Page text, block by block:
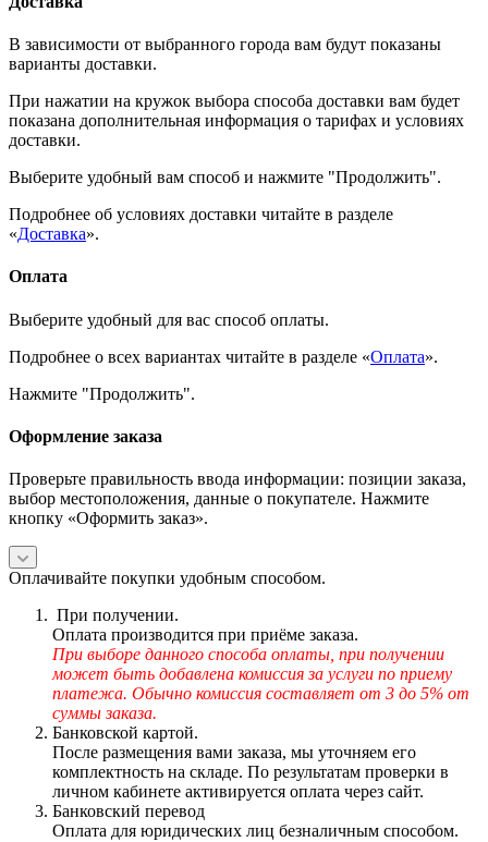
В зависимости от выбранного города вам будут показаны
варианты доставки.
При нажатии на кружок выбора способа доставки вам будет
показана дополнительная информация о тарифах и условиях
доставки.
Выберите удобный вам способ и нажмите "Продолжить".
Подробнее об условиях доставки читайте в разделе
«Доставка».
Оплата
Выберите удобный для вас способ оплаты.
Подробнее о всех вариантах читайте в разделе «Оплата».
Нажмите "Продолжить".
Оформление заказа
Проверьте правильность ввода информации: позиции заказа,
выбор местоположения, данные о покупателе. Нажмите
кнопку «Оформить заказ».
Оплачивайте покупки удобным способом.
При получении.
Оплата производится при приёме заказа.
При выборе данного способа оплаты, при получении
может быть добавлена комиссия за услуги по приему
платежа. Обычно комиссия составляет от 3 до 5% от
суммы заказа.
Банковской картой.
После размещения вами заказа, мы уточняем его
комплектность на складе. По результатам проверки в
личном кабинете активируется оплата через сайт.
Банковский перевод
Оплата для юридических лиц безналичным способом.